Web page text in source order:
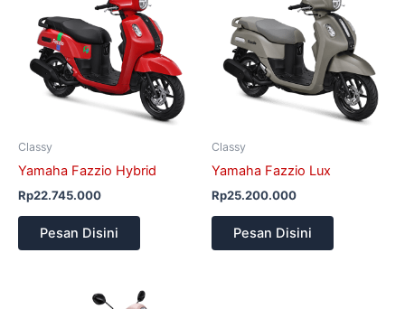
Classy
Yamaha Fazzio Hybrid
Rp22.745.000
Pesan Disini
Classy
Yamaha Fazzio Lux
Rp25.200.000
Pesan Disini